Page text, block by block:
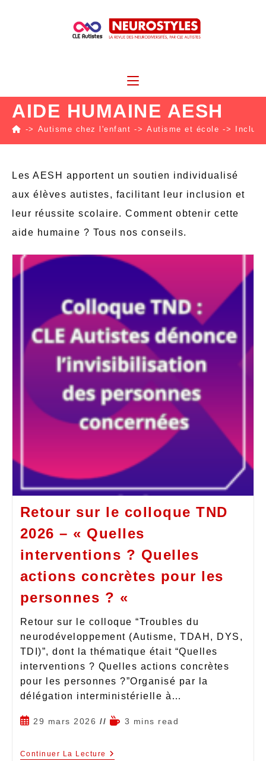
AIDE HUMAINE AESH
-> Autisme chez l'enfant -> Autisme et école ->
Les AESH apportent un soutien individualisé
aux élèves autistes, facilitant leur inclusion et
leur réussite scolaire. Comment obtenir cette
aide humaine ? Tous nos conseils.
Retour sur le colloque TND
2026 – « Quelles
interventions ? Quelles
actions concrètes pour les
personnes ? «
Retour sur le colloque “Troubles du
neurodéveloppement (Autisme, TDAH, DYS,
TDI)”, dont la thématique était “Quelles
interventions ? Quelles actions concrètes
pour les personnes ?”Organisé par la
délégation interministérielle à…
29 mars 2026 3 mins read
Continuer La Lecture